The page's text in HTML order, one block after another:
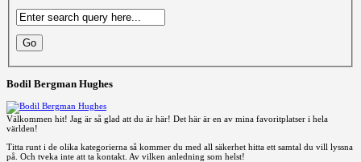
Bodil Bergman Hughes
Välkommen hit! Jag är så glad att du är här! Det här är en av mina favoritplatser i hela
världen!
Titta runt i de olika kategorierna så kommer du med all säkerhet hitta ett samtal du vill lyssna
på. Och tveka inte att ta kontakt. Av vilken anledning som helst!